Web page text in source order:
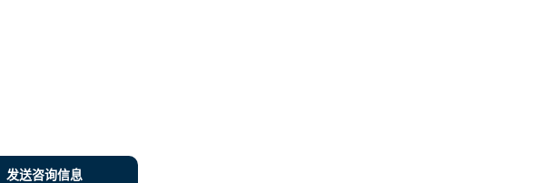
发送咨询信息